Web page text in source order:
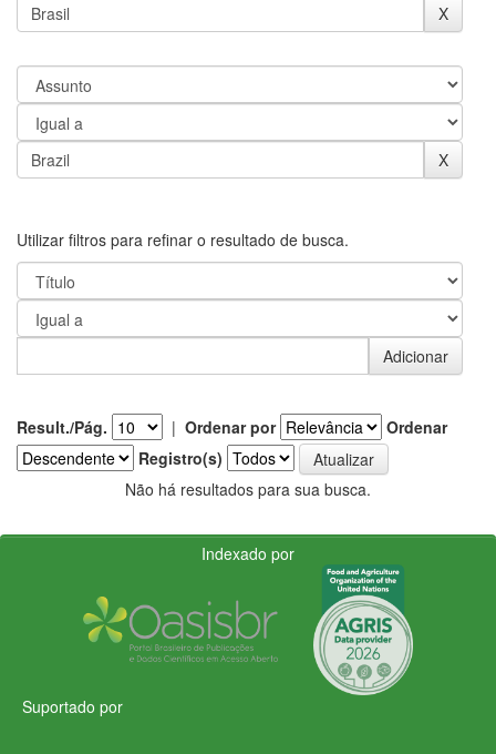
Utilizar filtros para refinar o resultado de busca.
Result./Pág. | Ordenar por
Ordenar
Registro(s)
Não há resultados para sua busca.
Indexado por
Suportado por